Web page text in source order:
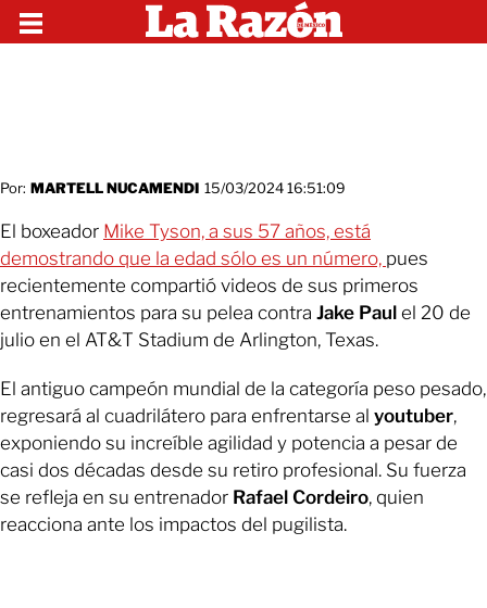
Por: MARTELL NUCAMENDI 15/03/2024 16:51:09
El boxeador Mike Tyson, a sus 57 años, está
demostrando que la edad sólo es un número, pues
recientemente compartió videos de sus primeros
entrenamientos para su pelea contra Jake Paul el 20 de
julio en el AT&T Stadium de Arlington, Texas.
El antiguo campeón mundial de la categoría peso pesado,
regresará al cuadrilátero para enfrentarse al youtuber,
exponiendo su increíble agilidad y potencia a pesar de
casi dos décadas desde su retiro profesional. Su fuerza
se refleja en su entrenador Rafael Cordeiro, quien
reacciona ante los impactos del pugilista.